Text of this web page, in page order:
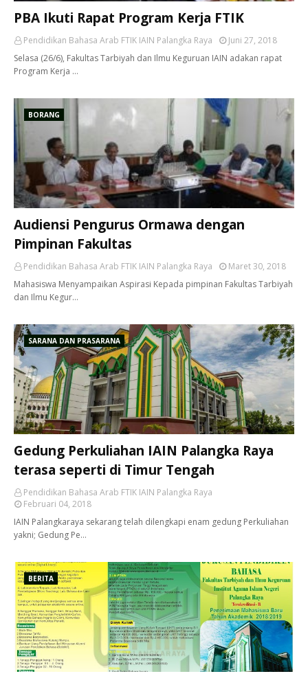
PBA Ikuti Rapat Program Kerja FTIK
Pendidikan Bahasa Arab FTIK IAIN Palangka Raya
Juni 27, 2018
Selasa (26/6), Fakultas Tarbiyah dan Ilmu Keguruan IAIN adakan rapat
Program Kerja …
BORANG
Audiensi Pengurus Ormawa dengan
Pimpinan Fakultas
Pendidikan Bahasa Arab FTIK IAIN Palangka Raya
Maret 30, 2018
Mahasiswa Menyampaikan Aspirasi Kepada pimpinan Fakultas Tarbiyah
dan Ilmu Kegur…
SARANA DAN PRASARANA
Gedung Perkuliahan IAIN Palangka Raya
terasa seperti di Timur Tengah
Pendidikan Bahasa Arab FTIK IAIN Palangka Raya
Februari 04, 2018
IAIN Palangkaraya sekarang telah dilengkapi enam gedung Perkuliahan
yakni; Gedung Pe…
BERITA